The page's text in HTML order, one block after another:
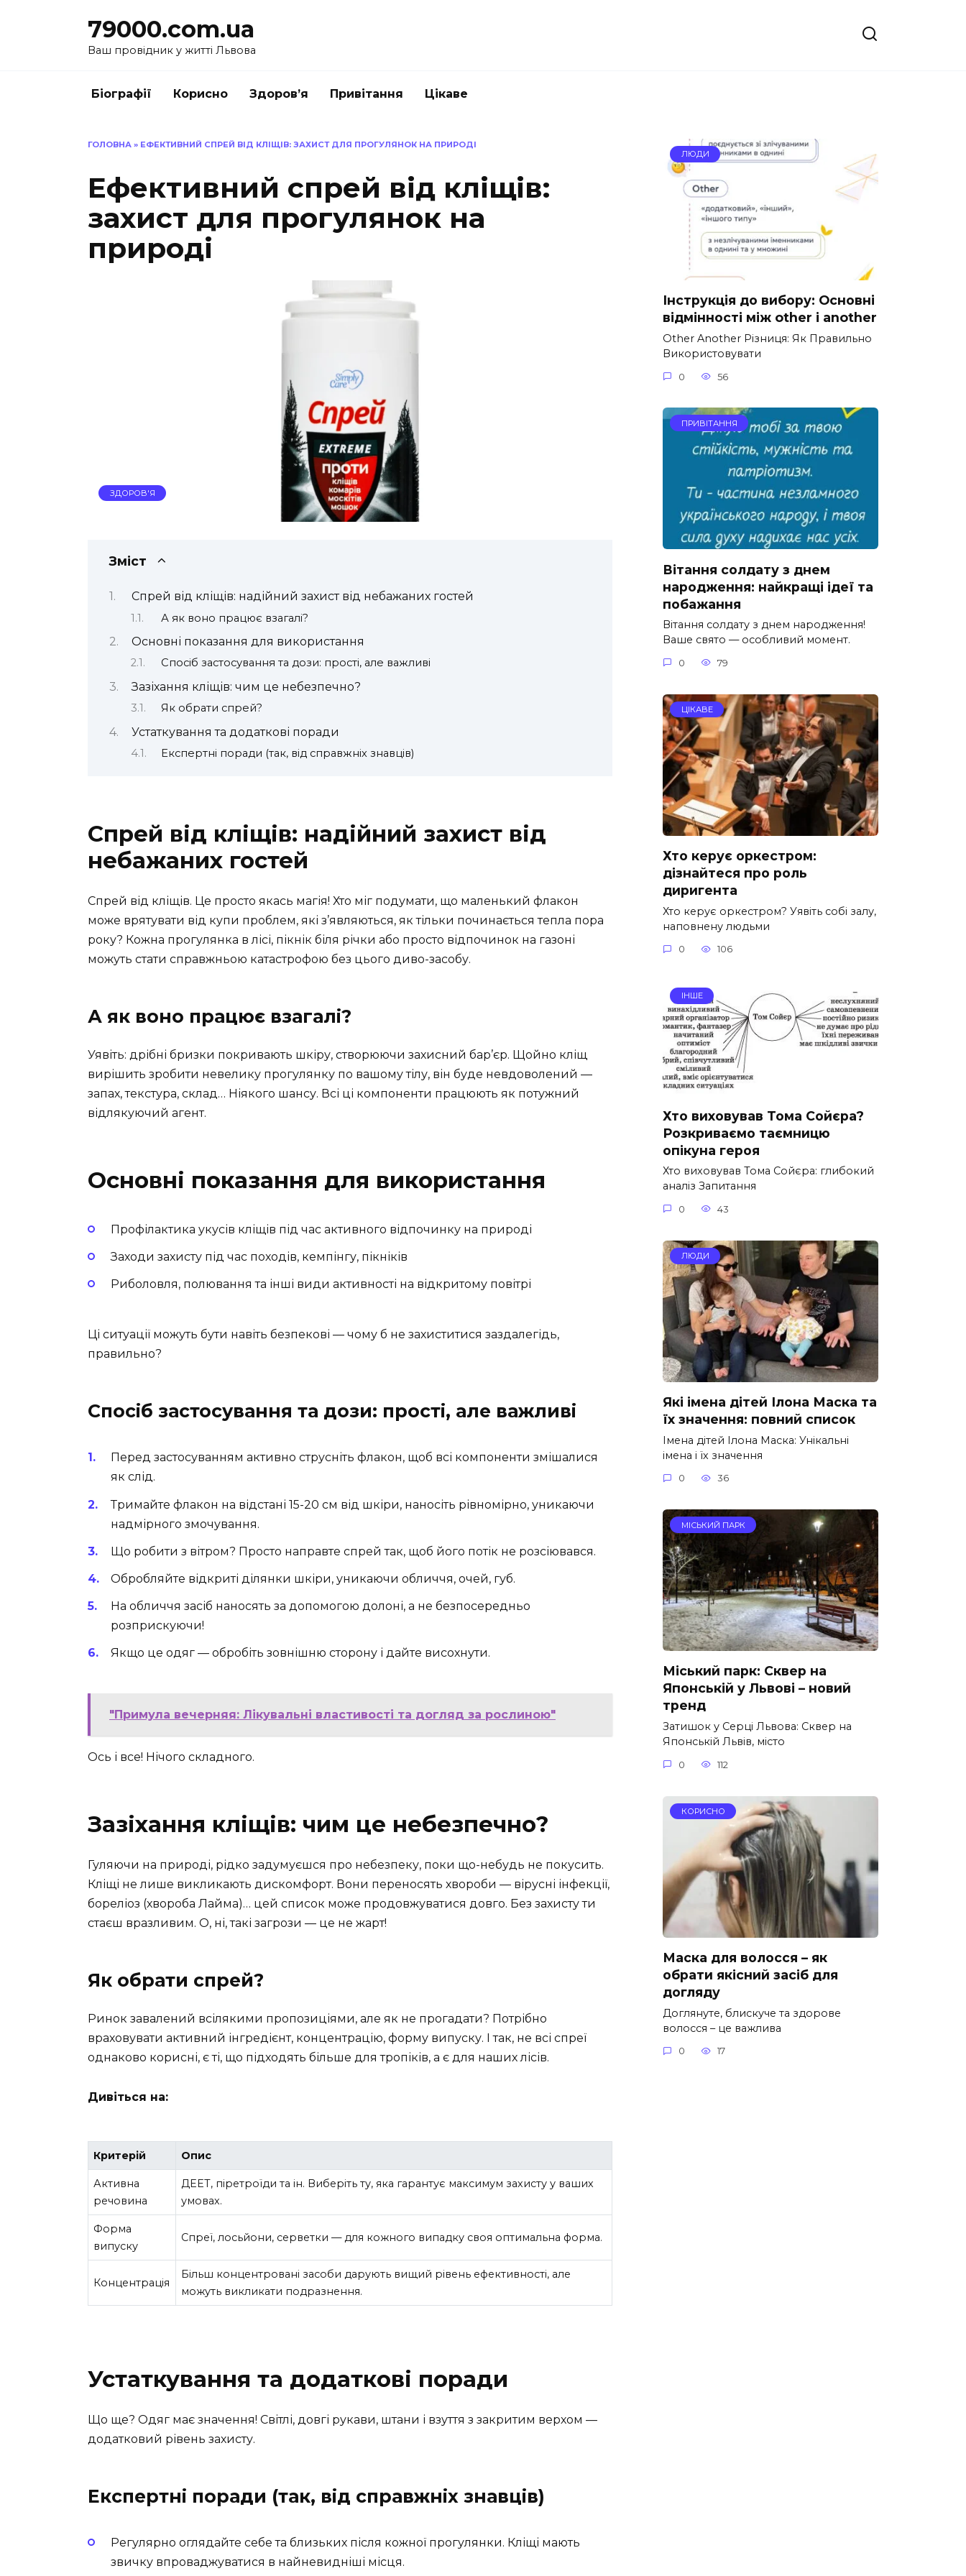
79000.com.ua
Ваш провідник у житті Львова
Біографії Корисно Здоров’я Привітання Цікаве
ГОЛОВНА » ЕФЕКТИВНИЙ СПРЕЙ ВІД КЛІЩІВ: ЗАХИСТ ДЛЯ ПРОГУЛЯНОК НА ПРИРОДІ
Ефективний спрей від кліщів:
захист для прогулянок на
природі
ЗДОРОВ'Я
Зміст
Спрей від кліщів: надійний захист від небажаних гостей
А як воно працює взагалі?
Основні показання для використання
Спосіб застосування та дози: прості, але важливі
Зазіхання кліщів: чим це небезпечно?
Як обрати спрей?
Устаткування та додаткові поради
Експертні поради (так, від справжніх знавців)
Спрей від кліщів: надійний захист від
небажаних гостей
Спрей від кліщів. Це просто якась магія! Хто міг подумати, що маленький флакон
може врятувати від купи проблем, які з’являються, як тільки починається тепла пора
року? Кожна прогулянка в лісі, пікнік біля річки або просто відпочинок на газоні
можуть стати справжньою катастрофою без цього диво-засобу.
А як воно працює взагалі?
Уявіть: дрібні бризки покривають шкіру, створюючи захисний бар’єр. Щойно кліщ
вирішить зробити невелику прогулянку по вашому тілу, він буде невдоволений —
запах, текстура, склад… Ніякого шансу. Всі ці компоненти працюють як потужний
відлякуючий агент.
Основні показання для використання
Профілактика укусів кліщів під час активного відпочинку на природі
Заходи захисту під час походів, кемпінгу, пікніків
Риболовля, полювання та інші види активності на відкритому повітрі
Ці ситуації можуть бути навіть безпекові — чому б не захиститися заздалегідь,
правильно?
Спосіб застосування та дози: прості, але важливі
Перед застосуванням активно струсніть флакон, щоб всі компоненти змішалися
як слід.
Тримайте флакон на відстані 15-20 см від шкіри, наносіть рівномірно, уникаючи
надмірного змочування.
Що робити з вітром? Просто направте спрей так, щоб його потік не розсіювався.
Обробляйте відкриті ділянки шкіри, уникаючи обличчя, очей, губ.
На обличчя засіб наносять за допомогою долоні, а не безпосередньо
розприскуючи!
Якщо це одяг — обробіть зовнішню сторону і дайте висохнути.
"Примула вечерняя: Лікувальні властивості та догляд за рослиною"
Ось і все! Нічого складного.
Зазіхання кліщів: чим це небезпечно?
Гуляючи на природі, рідко задумуєшся про небезпеку, поки що-небудь не покусить.
Кліщі не лише викликають дискомфорт. Вони переносять хвороби — вірусні інфекції,
бореліоз (хвороба Лайма)… цей список може продовжуватися довго. Без захисту ти
стаєш вразливим. О, ні, такі загрози — це не жарт!
Як обрати спрей?
Ринок завалений всілякими пропозиціями, але як не прогадати? Потрібно
враховувати активний інгредієнт, концентрацію, форму випуску. І так, не всі спреї
однаково корисні, є ті, що підходять більше для тропіків, а є для наших лісів.
Дивіться на:
Критерій Опис
Активна
речовина
ДЕЕТ, піретроїди та ін. Виберіть ту, яка гарантує максимум захисту у ваших
умовах.
Форма
випуску
Спреї, лосьйони, серветки — для кожного випадку своя оптимальна форма.
Концентрація
Більш концентровані засоби дарують вищий рівень ефективності, але
можуть викликати подразнення.
Устаткування та додаткові поради
Що ще? Одяг має значення! Світлі, довгі рукави, штани і взуття з закритим верхом —
додатковий рівень захисту.
Експертні поради (так, від справжніх знавців)
Регулярно оглядайте себе та близьких після кожної прогулянки. Кліщі мають
звичку впроваджуватися в найневидніші місця.
ЛЮДИ
Інструкція до вибору: Основні
відмінності між other і another
Other Another Різниця: Як Правильно
Використовувати
0 56
ПРИВІТАННЯ
Вітання солдату з днем
народження: найкращі ідеї та
побажання
Вітання солдату з днем народження!
Ваше свято — особливий момент.
0 79
ЦІКАВЕ
Хто керує оркестром:
дізнайтеся про роль
диригента
Хто керує оркестром? Уявіть собі залу,
наповнену людьми
0 106
ІНШЕ
Хто виховував Тома Сойєра?
Розкриваємо таємницю
опікуна героя
Хто виховував Тома Сойєра: глибокий
аналіз Запитання
0 43
ЛЮДИ
Які імена дітей Ілона Маска та
їх значення: повний список
Імена дітей Ілона Маска: Унікальні
імена і їх значення
0 36
МІСЬКИЙ ПАРК
Міський парк: Сквер на
Японській у Львові – новий
тренд
Затишок у Серці Львова: Сквер на
Японській Львів, місто
0 112
КОРИСНО
Маска для волосся – як
обрати якісний засіб для
догляду
Доглянуте, блискуче та здорове
волосся – це важлива
0 17